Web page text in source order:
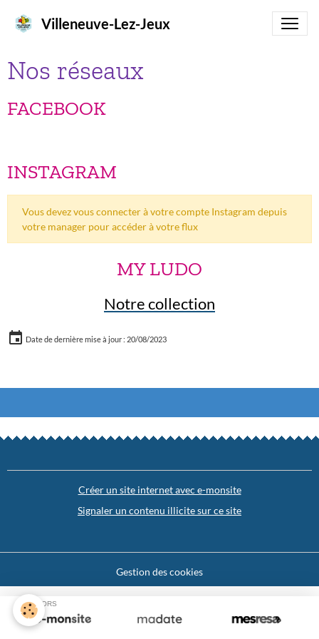
Villeneuve-Lez-Jeux
Nos réseaux
FACEBOOK
INSTAGRAM
Vous devez vous connecter à votre compte Instagram depuis
votre manager pour accéder à votre flux
MY LUDO
Notre collection
Date de dernière mise à jour : 20/08/2023
Créer un site internet avec e-monsite
Signaler un contenu illicite sur ce site
Gestion des cookies
SPONSORS